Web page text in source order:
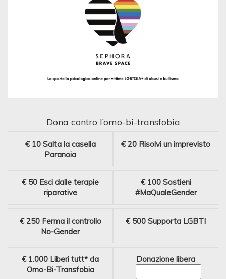
Dona contro l’omo-bi-transfobia
€ 10 Salta la casella
Paranoia
€ 20 Risolvi un imprevisto
€ 50 Esci dalle terapie
riparative
€ 100 Sostieni
#MaQualeGender
€ 250 Ferma il controllo
No-Gender
€ 500 Supporta LGBTI
€ 1.000 Liberi tutt* da
Omo-Bi-Transfobia
Donazione libera